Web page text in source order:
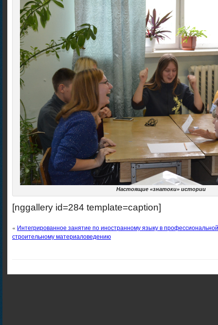
Настоящие «знатоки» истории
[nggallery id=284 template=caption]
« Интегрированное занятие по иностранному языку в
строительному материаловедению